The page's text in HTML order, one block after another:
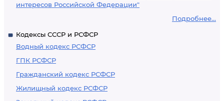
интересов Российской Федерации"
Подробнее...
Кодексы СССР и РСФСР
Водный кодекс РСФСР
ГПК РСФСР
Гражданский кодекс РСФСР
Жилищный кодекс РСФСР